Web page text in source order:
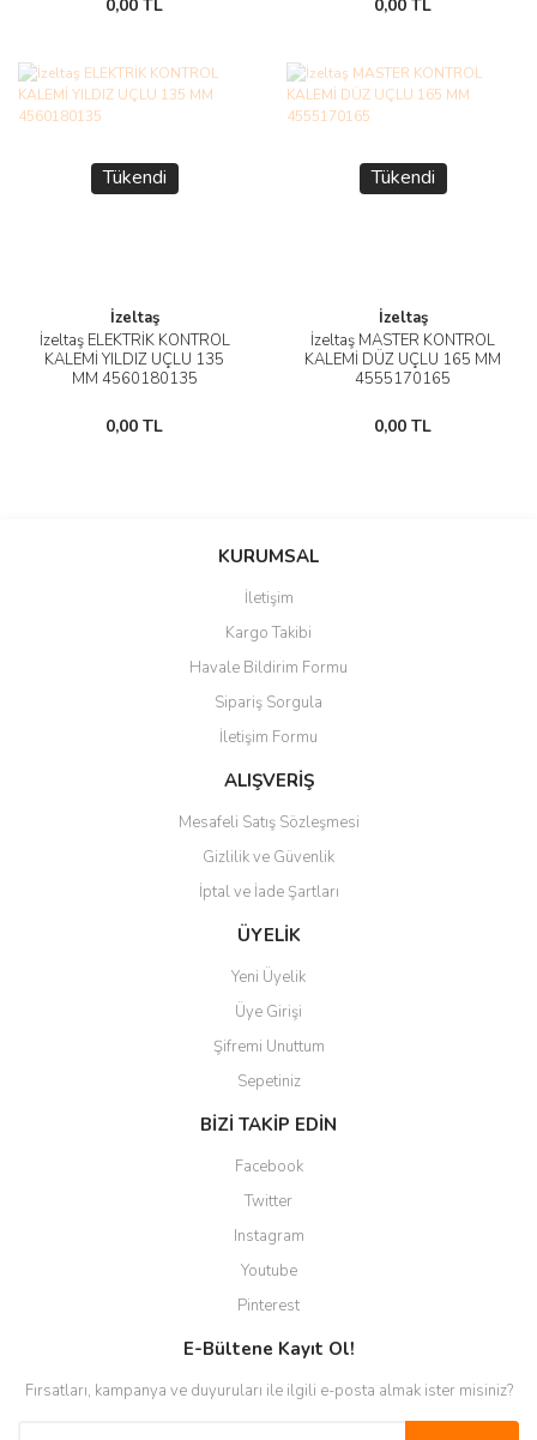
0,00 TL 0,00 TL
Tükendi
İzeltaş
İzeltaş ELEKTRİK KONTROL
KALEMİ YILDIZ UÇLU 135
MM 4560180135
0,00 TL
Tükendi
İzeltaş
İzeltaş MASTER KONTROL
KALEMİ DÜZ UÇLU 165 MM
4555170165
0,00 TL
KURUMSAL
İletişim
Kargo Takibi
Havale Bildirim Formu
Sipariş Sorgula
İletişim Formu
ALIŞVERİŞ
Mesafeli Satış Sözleşmesi
Gizlilik ve Güvenlik
İptal ve İade Şartları
ÜYELİK
Yeni Üyelik
Üye Girişi
Şifremi Unuttum
Sepetiniz
BİZİ TAKİP EDİN
Facebook
Twitter
Instagram
Youtube
Pinterest
E-Bültene Kayıt Ol!
Fırsatları, kampanya ve duyuruları ile ilgili e-posta almak ister misiniz?